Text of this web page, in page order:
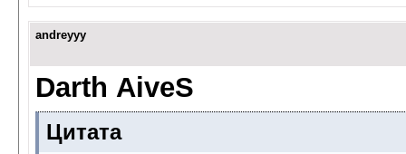
andreyyy
Darth AiveS
Цитата